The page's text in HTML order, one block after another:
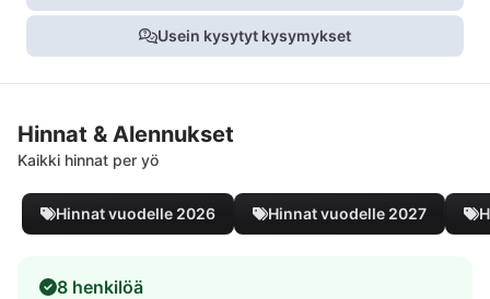
Usein kysytyt kysymykset
Hinnat & Alennukset
Kaikki hinnat per yö
Hinnat vuodelle 2026 Hinnat vuodelle 2027
8 henkilöä